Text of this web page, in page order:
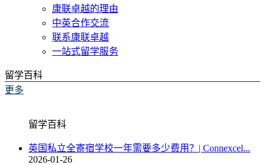
康联卓越的理由
中英合作交流
联系康联卓越
一站式留学服务
留学百科
更多
留学百科
英国私立全寄宿学校一年需要多少费用？| Connexcel...
2026-01-26